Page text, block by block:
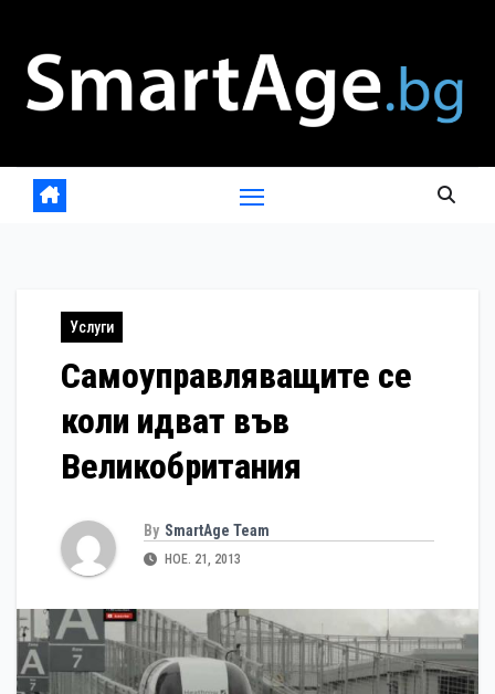
content
Услуги
Самоуправляващите се
коли идват във
Великобритания
By SmartAge Team
НОЕ. 21, 2013